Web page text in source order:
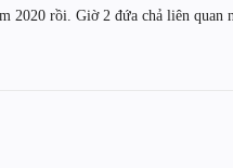
2020 rồi. Giờ 2 đứa chả liên quan